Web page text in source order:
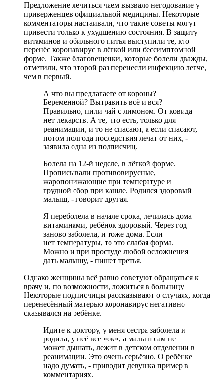
Предложение лечиться чаем вызвало негодование у
приверженцев официальной медицины. Некоторые
комментаторы настаивали, что такие советы могут
привести только к ухудшению состояния. В защиту
витаминов и обильного питья выступили те, кто
перенёс коронавирус в лёгкой или бессимптомной
форме. Также благовещенки, которые болели дважды,
отметили, что второй раз перенесли инфекцию легче,
чем в первый.
А что вы предлагаете от короны?
Беременной? Вытравить всё и вся?
Правильно, пили чай с лимоном. От ковида
нет лекарств. А те, что есть, только для
реанимации, и то не спасают, а если спасают,
потом полгода последствия лечат от них, -
заявила одна из подписчиц.
Болела на 12-й неделе, в лёгкой форме.
Прописывали противовирусные,
жаропонижающие при температуре и
грудной сбор при кашле. Родился здоровый
малыш, - говорит другая.
Я переболела в начале срока, лечилась дома
витаминами, ребёнок здоровый. Через год
заново заболела, и тоже дома. Если
нет температуры, то это слабая форма.
Можно и при простуде любой осложнения
дать малышу, - пишет третья.
Однако женщины всё равно советуют обращаться к
врачу и, по возможности, ложиться в больницу.
Некоторые подписчицы рассказывают о случаях, когда
перенесённый матерью коронавирус негативно
сказывался на ребёнке.
Идите к доктору, у меня сестра заболела и
родила, у неё все «ок», а малыш сам не
может дышать, лежит в детском отделении в
реанимации. Это очень серьёзно. О ребёнке
надо думать, - приводит девушка пример в
комментариях.